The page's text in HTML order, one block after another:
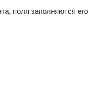
поля заполняются